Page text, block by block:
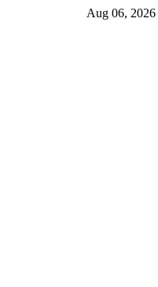
Aug 06, 2026